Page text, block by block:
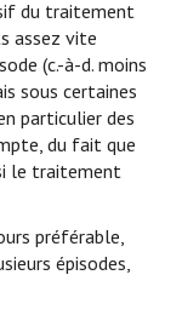
du traitement
assez vite
(c.-à-d. moins
sous certaines
particulier des
du fait que
le traitement
préférable,
épisodes,